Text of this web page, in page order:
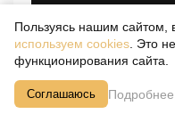
Пользуясь нашим сайтом,
используем cookies . Это
функционирования сайта.
Соглашаюсь Подробнее